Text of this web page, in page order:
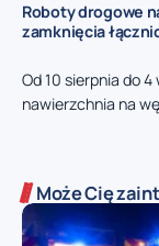
Roboty drogowe
zamknięcia
Od 10 sierpnia do
nawierzchnia na
Może Cię